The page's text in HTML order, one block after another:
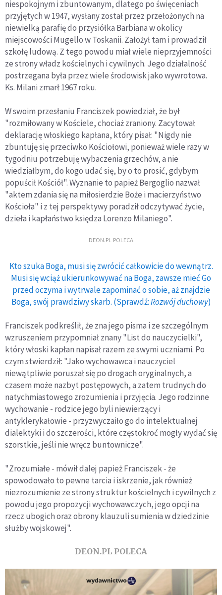
niespokojnym i zbuntowanym, dlatego po święceniach
przyjętych w 1947, wysłany został przez przełożonych na
niewielką parafię do przysiółka Barbiana w okolicy
miejscowości Mugello w Toskanii. Założył tam i prowadził
szkołę ludową. Z tego powodu miał wiele nieprzyjemności
ze strony władz kościelnych i cywilnych. Jego działalność
postrzegana była przez wiele środowisk jako wywrotowa.
Ks. Milani zmarł 1967 roku.
W swoim przesłaniu Franciszek powiedział, że był
"rozmiłowany w Kościele, chociaż zraniony. Zacytował
deklarację włoskiego kapłana, który pisał: "Nigdy nie
zbuntuję się przeciwko Kościołowi, ponieważ wiele razy w
tygodniu potrzebuję wybaczenia grzechów, a nie
wiedziałbym, do kogo udać się, by o to prosić, gdybym
popuścił Kościół". Wyznanie to papież Bergoglio nazwał
"aktem zdania się na miłosierdzie Boże i macierzyństwo
Kościoła" i z tej perspektywy poradził odczytywać życie,
dzieła i kapłaństwo księdza Lorenzo Milaniego".
DEON.PL POLECA
Kto szuka Boga, musi się zwrócić całkowicie do wewnątrz.
Musi się wciąż ukierunkowywać na Boga, zawsze mieć Go
przed oczyma i wytrwale zapominać o sobie, aż znajdzie
Boga, swój prawdziwy skarb. (Sprawdź:Rozwój duchowy)
Franciszek podkreślił, że zna jego pisma i ze szczególnym
wzruszeniem przypomniał znany "List do nauczycielki",
który włoski kapłan napisał razem ze swymi uczniami. Po
czym stwierdził: "Jako wychowawca i nauczyciel
niewątpliwie poruszał się po drogach oryginalnych, a
czasem może nazbyt postępowych, a zatem trudnych do
natychmiastowego zrozumienia i przyjęcia. Jego rodzinne
wychowanie - rodzice jego byli niewierzący i
antyklerykałowie - przyzwyczaiło go do intelektualnej
dialektyki i do szczerości, które częstokroć mogły wydać się
szorstkie, jeśli nie wręcz buntownicze".
"Zrozumiałe - mówił dalej papież Franciszek - że
spowodowało to pewne tarcia i iskrzenie, jak również
niezrozumienie ze strony struktur kościelnych i cywilnych z
powodu jego propozycji wychowawczych, jego opcji na
rzecz ubogich oraz obrony klauzuli sumienia w dziedzinie
służby wojskowej".
DEON.PL POLECA